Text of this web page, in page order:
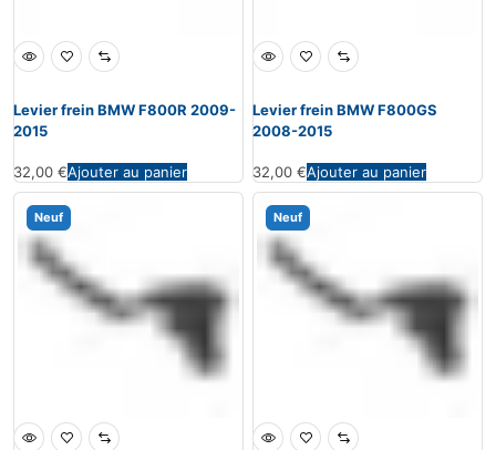
Levier frein BMW F800R 2009-
2015
32,00 €Ajouter au panier
Levier frein BMW F800GS
2008-2015
32,00 €Ajouter au panier
Neuf Neuf